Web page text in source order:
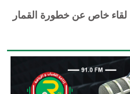
خاص عن خطورة القمار